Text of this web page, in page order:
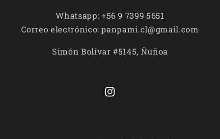
Whatsapp: +56 9 7399 5651
Correo electrónico: panpami.cl@gmail.com
Simón Bolivar #5145, Ñuñoa
Instagram